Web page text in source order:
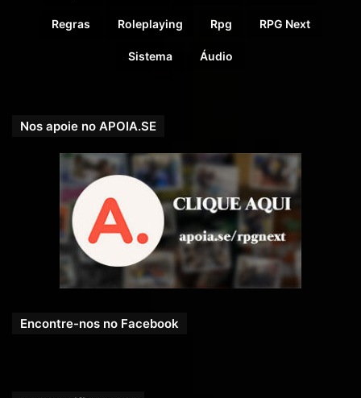
Regras Roleplaying Rpg RPG Next
Sistema Áudio
Nos apoie no APOIA.SE
Encontre-nos no Facebook